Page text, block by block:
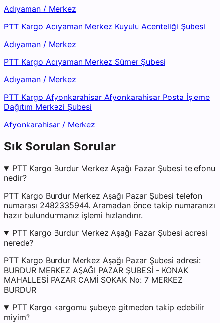
Adıyaman / Merkez
PTT Kargo Adıyaman Merkez Kuyulu Acenteliği Şubesi
Adıyaman / Merkez
PTT Kargo Adıyaman Merkez Sümer Şubesi
Adıyaman / Merkez
PTT Kargo Afyonkarahisar Afyonkarahisar Posta İşleme
Dağıtım Merkezi Şubesi
Afyonkarahisar / Merkez
Sık Sorulan Sorular
PTT Kargo Burdur Merkez Aşağı Pazar Şubesi telefonu
nedir?
PTT Kargo Burdur Merkez Aşağı Pazar Şubesi telefon
numarası 2482335944. Aramadan önce takip numaranızı
hazır bulundurmanız işlemi hızlandırır.
PTT Kargo Burdur Merkez Aşağı Pazar Şubesi adresi
nerede?
PTT Kargo Burdur Merkez Aşağı Pazar Şubesi adresi:
BURDUR MERKEZ AŞAĞI PAZAR ŞUBESİ - KONAK
MAHALLESİ PAZAR CAMİ SOKAK No: 7 MERKEZ
BURDUR
PTT Kargo kargomu şubeye gitmeden takip edebilir
miyim?